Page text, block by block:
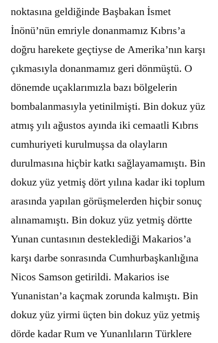
noktasına geldiğinde Başbakan İsmet
İnönü’nün emriyle donanmamız Kıbrıs’a
doğru harekete geçtiyse de Amerika’nın karşı
çıkmasıyla donanmamız geri dönmüştü. O
dönemde uçaklarımızla bazı bölgelerin
bombalanmasıyla yetinilmişti. Bin dokuz yüz
atmış yılı ağustos ayında iki cemaatli Kıbrıs
cumhuriyeti kurulmuşsa da olayların
durulmasına hiçbir katkı sağlayamamıştı. Bin
dokuz yüz yetmiş dört yılına kadar iki toplum
arasında yapılan görüşmelerden hiçbir sonuç
alınamamıştı. Bin dokuz yüz yetmiş dörtte
Yunan cuntasının desteklediği Makarios’a
karşı darbe sonrasında Cumhurbaşkanlığına
Nicos Samson getirildi. Makarios ise
Yunanistan’a kaçmak zorunda kalmıştı. Bin
dokuz yüz yirmi üçten bin dokuz yüz yetmiş
dörde kadar Rum ve Yunanlıların Türklere